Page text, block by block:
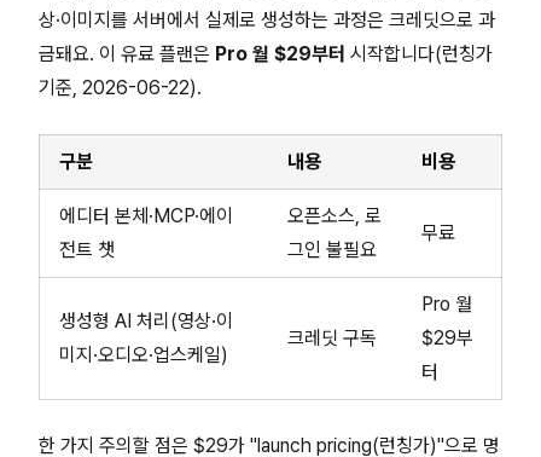
상·이미지를 서버에서 실제로 생성하는 과정은 크레딧으로 과
금돼요. 이 유료 플랜은 Pro 월 $29부터 시작합니다(런칭가
기준, 2026-06-22).
구분 내용 비용
에디터 본체·MCP·에이
전트 챗
오픈소스, 로
그인 불필요
무료
생성형 AI 처리(영상·이
미지·오디오·업스케일)
크레딧 구독
Pro 월
$29부
터
한 가지 주의할 점은 $29가 "launch pricing(런칭가)"으로 명